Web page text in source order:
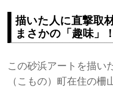
描いた人に直撃取
まさかの「趣味」！
この砂浜アートを描い
（こもの）町在住の柵